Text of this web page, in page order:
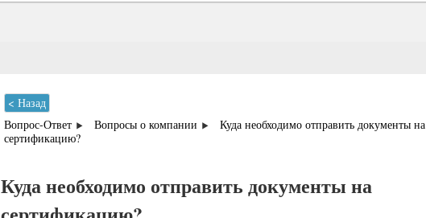
< Назад
Вопрос-Ответ
Вопросы о компании
Куда необходимо отправить документы на
сертификацию?
Куда необходимо отправить документы на